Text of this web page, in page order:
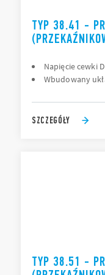
TYP 38.41 -
Napięcie cewki
Wbudowany
SZCZEGÓŁY
TYP 38.51 -